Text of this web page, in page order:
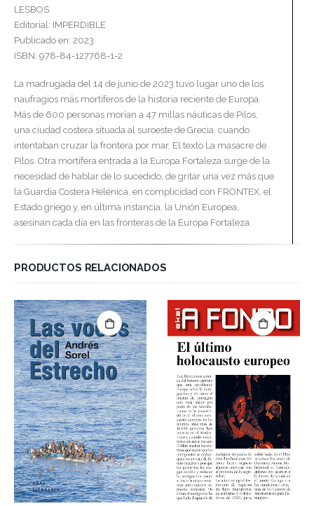
LESBOS
Editorial: IMPERDIBLE
Publicado en: 2023
ISBN: 978-84-127768-1-2
La madrugada del 14 de junio de 2023 tuvo lugar uno de los
naufragios más mortíferos de la historia reciente de Europa.
Más de 600 personas morían a 47 millas náuticas de Pilos,
una ciudad costera situada al suroeste de Grecia, cuando
intentaban cruzar la frontera por mar. El texto La masacre de
Pilos. Otra mortífera entrada a la Europa Fortaleza surge de la
necesidad de hablar de lo sucedido, de gritar una vez más que
la Guardia Costera Helénica, en complicidad con FRONTEX, el
Estado griego y, en última instancia, la Unión Europea,
asesinan cada día en las fronteras de la Europa Fortaleza.
PRODUCTOS RELACIONADOS